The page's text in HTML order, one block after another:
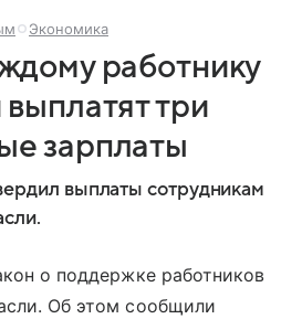
Экономика
работнику
три
зарплаты
выплаты сотрудникам
о поддержке работников
Об этом сообщили